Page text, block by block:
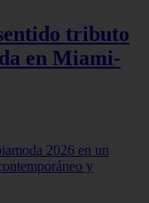
tributo
en Miami-